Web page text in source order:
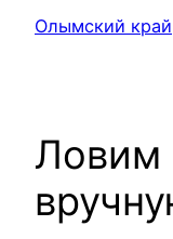
Олымский край
Ловим